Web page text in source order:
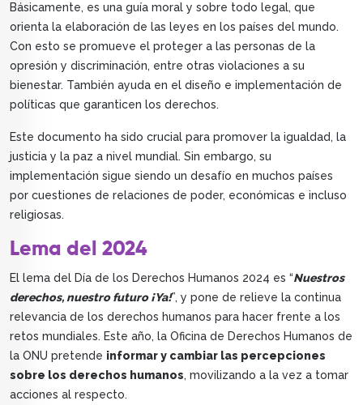
Básicamente, es una guía moral y sobre todo legal, que
orienta la elaboración de las leyes en los países del mundo.
Con esto se promueve el proteger a las personas de la
opresión y discriminación, entre otras violaciones a su
bienestar. También ayuda en el diseño e implementación de
políticas que garanticen los derechos.
Este documento ha sido crucial para promover la igualdad, la
justicia y la paz a nivel mundial. Sin embargo, su
implementación sigue siendo un desafío en muchos países
por cuestiones de relaciones de poder, económicas e incluso
religiosas.
Lema del 2024
El lema del Día de los Derechos Humanos 2024 es “Nuestros
derechos, nuestro futuro ¡Ya!”, y pone de relieve la continua
relevancia de los derechos humanos para hacer frente a los
retos mundiales. Este año, la Oficina de Derechos Humanos de
la ONU pretende informar y cambiar las percepciones
sobre los derechos humanos, movilizando a la vez a tomar
acciones al respecto.